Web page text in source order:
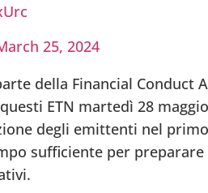
25, 2024
della Financial Conduct
ETN martedì 28
degli emittenti nel
sufficiente per preparare